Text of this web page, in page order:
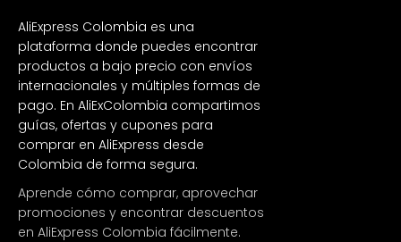
AliExpress Colombia es una
plataforma donde puedes encontrar
productos a bajo precio con envíos
internacionales y múltiples formas de
pago. En AliExColombia compartimos
guías, ofertas y cupones para
comprar en AliExpress desde
Colombia de forma segura.
Aprende cómo comprar, aprovechar
promociones y encontrar descuentos
en AliExpress Colombia fácilmente.